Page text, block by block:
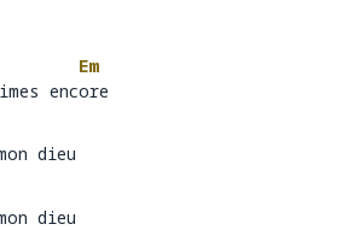
enc
Em
ore
encore
dieu
dieu